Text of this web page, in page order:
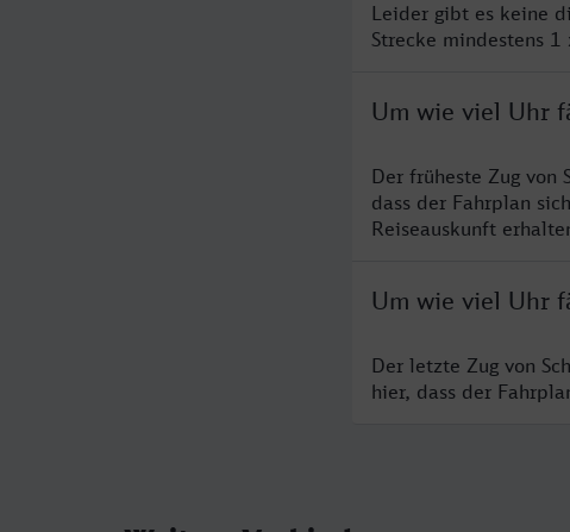
Leider gibt es keine
Strecke mindestens 1
Um wie viel Uhr
Der früheste Zug von
dass der Fahrplan
Reiseauskunft
Um wie viel Uhr
Der letzte Zug von
hier, dass der